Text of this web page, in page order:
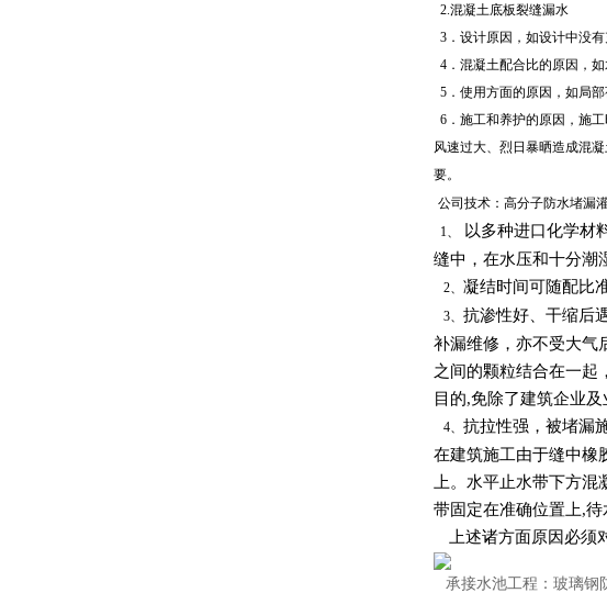
2.混凝土底板裂缝漏水
3．设计原因，如设计中没
4 ．混凝土配合比的原因，
5．使用方面的原因，如局
6．施工和养护的原因，施
风速过大、烈日暴晒造成混
要。
公司技术：高分子防水堵漏
1、
以多种进口化学材
缝中，在水压和十分潮
2、 凝结时间可随配比
3、 抗渗性好、干缩后
补漏维修，亦不受大气
之间的颗粒结合在一起
目的,免除了建筑企业
4、 抗拉性强，被堵漏
在建筑施工由于缝中橡
上。水平止水带下方
带固定在准确位置上,
上述诸方面原因必须
承接水池工程：玻璃钢